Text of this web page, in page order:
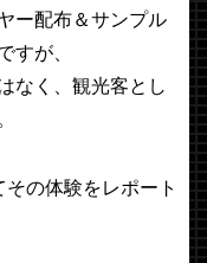
ー配布＆サンプル
すが、
なく、観光客とし
の体験をレポート